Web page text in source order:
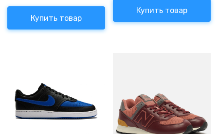
Купить товар
Купить товар